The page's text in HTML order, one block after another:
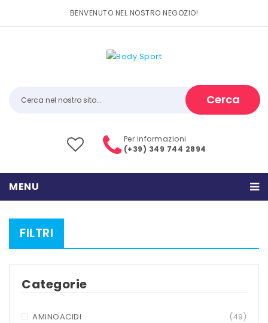
BENVENUTO NEL NOSTRO NEGOZIO!
Cerca
Per informazioni
(+39) 349 744 2894
MENU
PRODOTTI
CATEGORIE
MARCHI
FILTRI
Categorie
AMINOACIDI (49)